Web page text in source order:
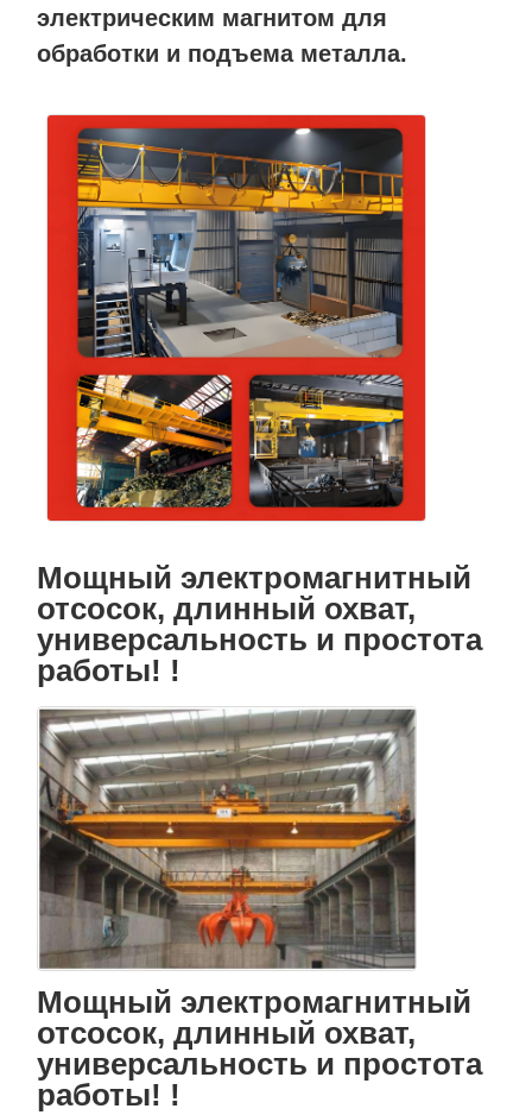
Фабрика
Качества
Данные
Все Случаи Побеседуйте
Теперь
Колеса кранов
Барабанчик веревочки провода
Кранный крюк
Концевая балка
Блок шкива крана
Самосхваты
Кран
Перегонка двигателя и тормоза
Подъемник
Транспортное оборудование
Подъемные устройства
Аксессуары для кранов
электрическим магнитом для
обработки и подъема металла.
Мощный электромагнитный
отсосок, длинный охват,
универсальность и простота
работы! !
Мощный электромагнитный
отсосок, длинный охват,
универсальность и простота
работы! !